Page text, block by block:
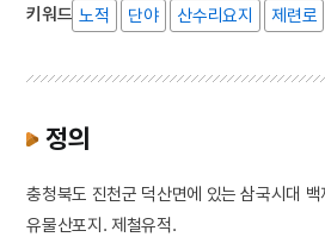
키워드 노적 단야 산수리요지 제련로
정의
충청북도 진천군 덕산면에 있는 삼국시대 백
유물산포지. 제철유적.